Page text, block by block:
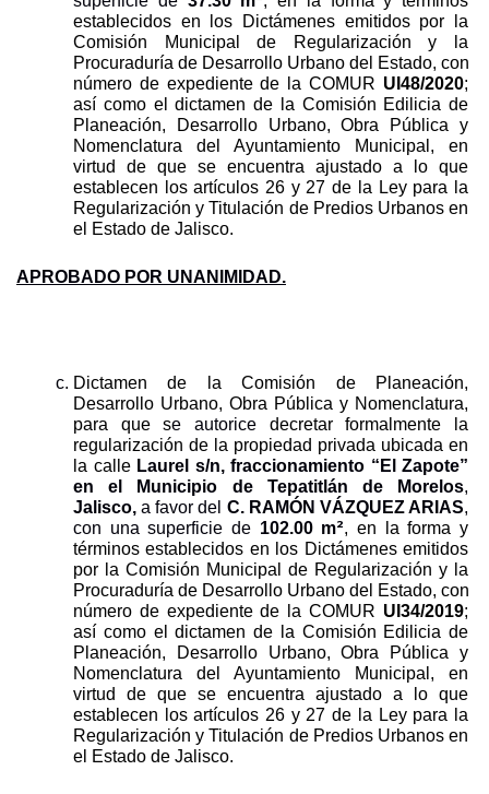
establecidos en los Dictámenes emitidos por la
Comisión Municipal de Regularización y la
Procuraduría de Desarrollo Urbano del Estado, con
número de expediente de la COMUR UI48/2020;
así como el dictamen de la Comisión Edilicia de
Planeación, Desarrollo Urbano, Obra Pública y
Nomenclatura del Ayuntamiento Municipal, en
virtud de que se encuentra ajustado a lo que
establecen los artículos 26 y 27 de la Ley para la
Regularización y Titulación de Predios Urbanos en
el Estado de Jalisco.
APROBADO POR UNANIMIDAD.
Dictamen de la Comisión de Planeación,
Desarrollo Urbano, Obra Pública y Nomenclatura,
para que se autorice decretar formalmente la
regularización de la propiedad privada ubicada en
la calle Laurel s/n, fraccionamiento “El Zapote”
en el Municipio de Tepatitlán de Morelos
Jalisco, a favor del C. RAMÓN VÁZQUEZ ARIAS,
con una superficie de 102.00 m2, en la forma y
términos establecidos en los Dictámenes emitidos
por la Comisión Municipal de Regularización y la
Procuraduría de Desarrollo Urbano del Estado, con
número de expediente de la COMUR UI34/2019;
así como el dictamen de la Comisión Edilicia de
Planeación, Desarrollo Urbano, Obra Pública y
Nomenclatura del Ayuntamiento Municipal, en
virtud de que se encuentra ajustado a lo que
establecen los artículos 26 y 27 de la Ley para la
Regularización y Titulación de Predios Urbanos en
el Estado de Jalisco.